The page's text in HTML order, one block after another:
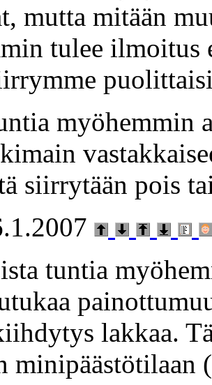
mutta mitään
tulee ilmoitus
myöhemmin
siirrytään pois
tuntia
lakkaa.
minipäästötilaan